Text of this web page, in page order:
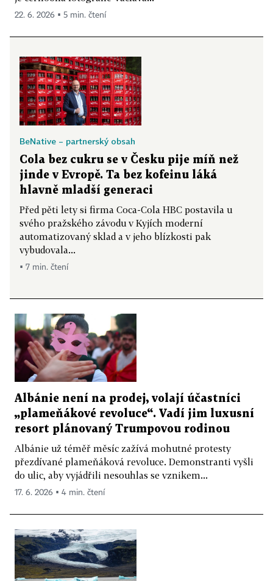
22. 6. 2026 ▪ 5 min. čtení
BeNative – partnerský obsah
Cola bez cukru se v Česku pije míň než
jinde v Evropě. Ta bez kofeinu láká
hlavně mladší generaci
Před pěti lety si firma Coca-Cola HBC postavila u
svého pražského závodu v Kyjích moderní
automatizovaný sklad a v jeho blízkosti pak
vybudovala...
▪ 7 min. čtení
Albánie není na prodej, volají účastníci
„plameňákové revoluce“. Vadí jim luxusní
resort plánovaný Trumpovou rodinou
Albánie už téměř měsíc zažívá mohutné protesty
přezdívané plameňáková revoluce. Demonstranti vyšli
do ulic, aby vyjádřili nesouhlas se vznikem...
17. 6. 2026 ▪ 4 min. čtení